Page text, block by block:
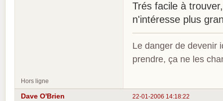
Trés facile à
n'intéresse plus
Le danger de devenir
prendre, ça ne les
Hors ligne
22-01-2006 14:18:22
Dave O'Brien